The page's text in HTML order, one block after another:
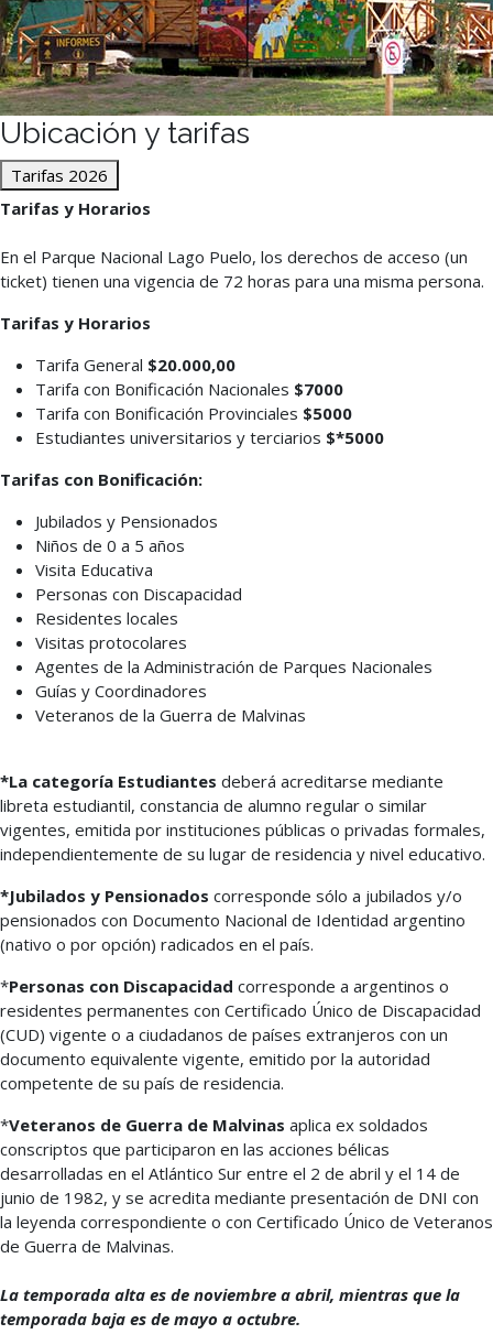
Ubicación y tarifas
Tarifas 2026
Tarifas y Horarios
En el Parque Nacional Lago Puelo, los derechos de acceso (un
ticket) tienen una vigencia de 72 horas para una misma persona.
Tarifas y Horarios
Tarifa General $20.000,00
Tarifa con Bonificación Nacionales $7000
Tarifa con Bonificación Provinciales $5000
Estudiantes universitarios y terciarios $*5000
Tarifas con Bonificación:
Jubilados y Pensionados
Niños de 0 a 5 años
Visita Educativa
Personas con Discapacidad
Residentes locales
Visitas protocolares
Agentes de la Administración de Parques Nacionales
Guías y Coordinadores
Veteranos de la Guerra de Malvinas
*La categoría Estudiantes deberá acreditarse mediante
libreta estudiantil, constancia de alumno regular o similar
vigentes, emitida por instituciones públicas o privadas formales,
independientemente de su lugar de residencia y nivel educativo.
*Jubilados y Pensionados corresponde sólo a jubilados y/o
pensionados con Documento Nacional de Identidad argentino
(nativo o por opción) radicados en el país.
*Personas con Discapacidad corresponde a argentinos o
residentes permanentes con Certificado Único de Discapacidad
(CUD) vigente o a ciudadanos de países extranjeros con un
documento equivalente vigente, emitido por la autoridad
competente de su país de residencia.
*Veteranos de Guerra de Malvinas aplica ex soldados
conscriptos que participaron en las acciones bélicas
desarrolladas en el Atlántico Sur entre el 2 de abril y el 14 de
junio de 1982, y se acredita mediante presentación de DNI con
la leyenda correspondiente o con Certificado Único de Veteranos
de Guerra de Malvinas.
La temporada alta es de noviembre a abril, mientras que la
temporada baja es de mayo a octubre.